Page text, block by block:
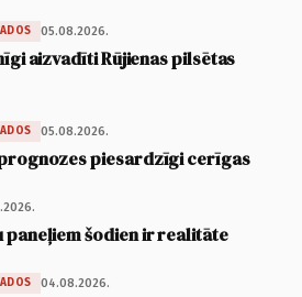
05.08.2026.
aizvadīti Rūjienas pilsētas
05.08.2026.
piesardzīgi cerīgas
paneļiem šodien ir realitāte
04.08.2026.